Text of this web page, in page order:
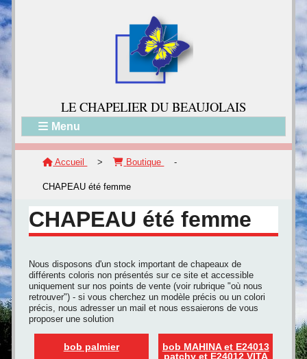
LE CHAPELIER DU BEAUJOLAIS
Menu
Accueil > Boutique -
CHAPEAU été femme
CHAPEAU été femme
Nous disposons d'un stock important de chapeaux de
différents coloris non présentés sur ce site et accessible
uniquement sur nos points de vente (voir rubrique "où nous
retrouver") - si vous cherchez un modèle précis ou un colori
précis, nous adresser un mail et nous essaierons de vous
proposer une solution
bob palmier
bob MAHINA et E24013
patchy et E24012 VITA